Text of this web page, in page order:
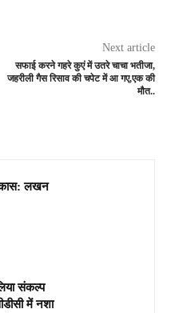
Next article
सफाई करने गहरे कुएं में उतरे चाचा भतीजा,
जहरीली गैस रिसाव की चपेट में आ गए,एक की
मौत..
लखन
संकल्प
में नशा